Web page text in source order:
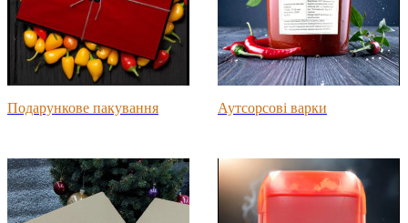
Подарункове пакування Аутсорсові варки